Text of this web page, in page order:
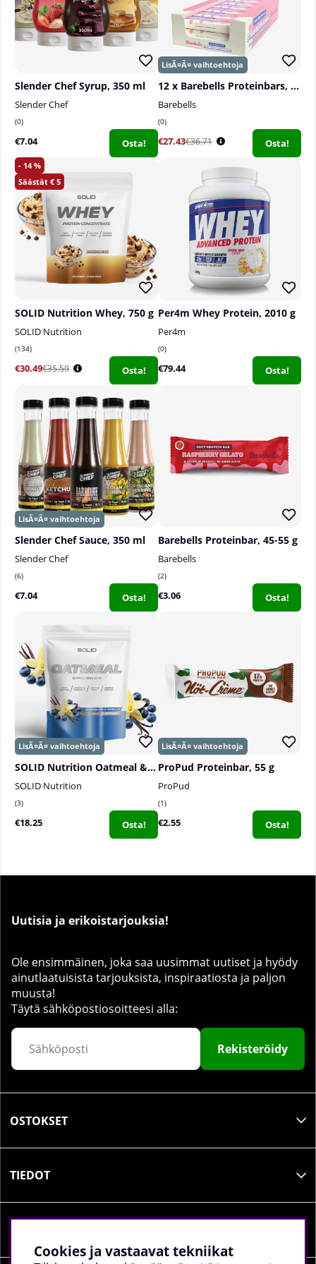
Slender Chef Syrup, 350 ml
Slender Chef
0
€7.04 Osta!
12 x Barebells Proteinbars, 55 g
Barebells
0
€27.43€36.71 Osta!
14
5
SOLID Nutrition Whey, 750 g
SOLID Nutrition
134
€30.49€35.59 Osta!
Per4m Whey Protein, 2010 g
Per4m
0
€79.44 Osta!
Slender Chef Sauce, 350 ml
Slender Chef
6
€7.04 Osta!
Barebells Proteinbar, 45-55 g
Barebells
2
€3.06 Osta!
SOLID Nutrition Oatmeal & Protein Mix, 750 g
SOLID Nutrition
3
€18.25 Osta!
ProPud Proteinbar, 55 g
ProPud
1
€2.55 Osta!
Uutisia ja erikoistarjouksia!
Ole ensimmäinen, joka saa uusimmat uutiset ja hyödy
ainutlaatuisista tarjouksista, inspiraatiosta ja paljon
muusta!
Täytä sähköpostiosoitteesi alla:
Rekisteröidy
OSTOKSET
TIEDOT
Cookies ja vastaavat tekniikat